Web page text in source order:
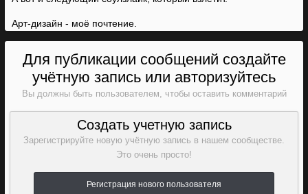
Арт-дизайн - моё почтение.
Для публикации сообщений создайте
учётную запись или авторизуйтесь
Вы должны быть пользователем, чтобы оставить комментарий
Создать учетную запись
Зарегистрируйте новую учётную запись в нашем сообществе.
Это очень просто!
Регистрация нового пользователя